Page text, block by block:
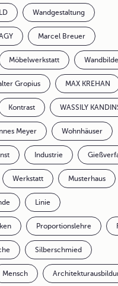
Wandgestaltung
Marcel Breuer
Möbelwerkstatt
Gropius MAX KREHAN
Kontrast WASSILY
Meyer Wohnhäuser
Industrie
Werkstatt Musterhaus
Linie
Proportionslehre
Silberschmied
Mensch